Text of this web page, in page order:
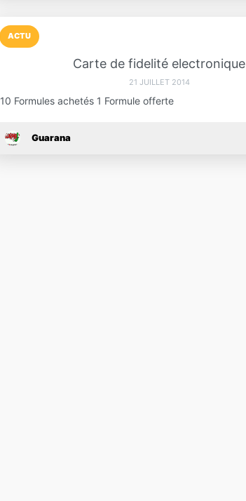
ACTU
Carte de fidelité electronique
21 JUILLET 2014
10 Formules achetés 1 Formule offerte
Guarana